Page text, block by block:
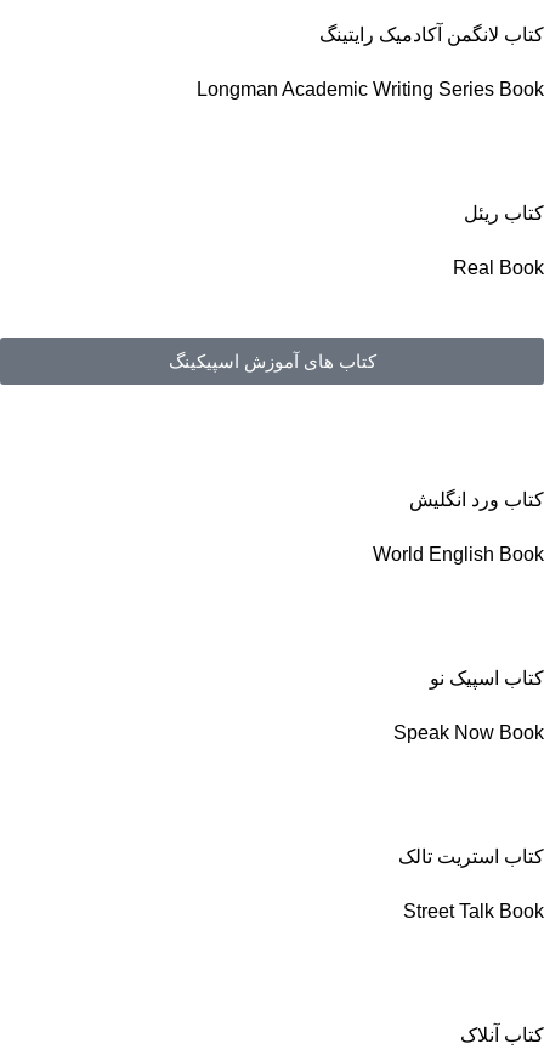
کتاب لانگمن آکادمیک رایتینگ
Longman Academic Writing Series Book
کتاب ریئل
Real Book
کتاب های آموزش اسپیکینگ
کتاب ورد انگلیش
World English Book
کتاب اسپیک نو
Speak Now Book
کتاب استریت تالک
Street Talk Book
کتاب آنلاک